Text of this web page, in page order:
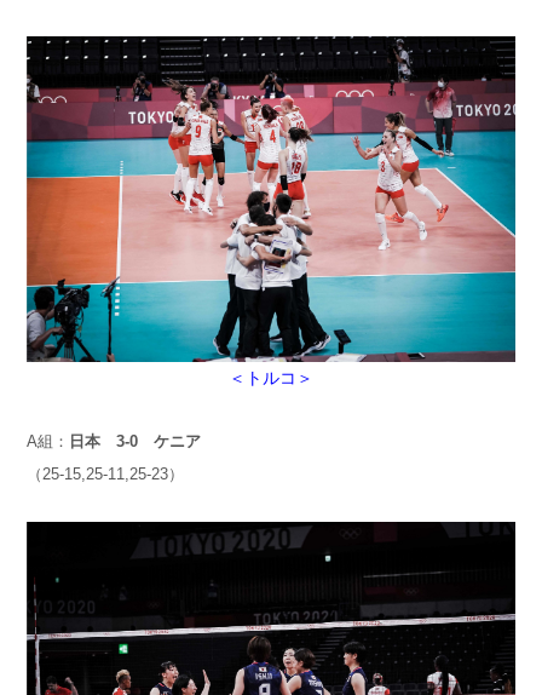
＜トルコ＞
A組： 日本 3-0 ケニア
（25-15,25-11,25-23）